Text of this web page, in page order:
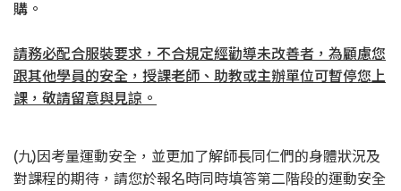
購。
請務必配合服裝要求，不合規定經勸導未改善者，為顧慮您
跟其他學員的安全，授課老師、助教或主辦單位可暫停您上
課，敬請留意與見諒。
(九)因考量運動安全，並更加了解師長同仁們的身體狀況及
對課程的期待，請您於報名時同時填答第二階段的運動安全